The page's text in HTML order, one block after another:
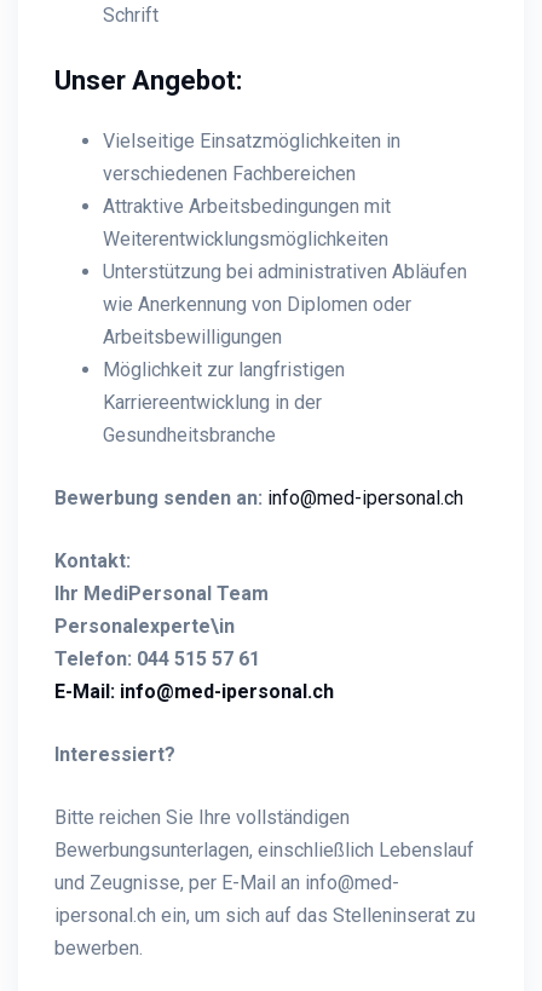
Schrift
Unser Angebot:
Vielseitige Einsatzmöglichkeiten in
verschiedenen Fachbereichen
Attraktive Arbeitsbedingungen mit
Weiterentwicklungsmöglichkeiten
Unterstützung bei administrativen Abläufen
wie Anerkennung von Diplomen oder
Arbeitsbewilligungen
Möglichkeit zur langfristigen
Karriereentwicklung in der
Gesundheitsbranche
Bewerbung senden an: info@med-ipersonal.ch
Kontakt:
Ihr MediPersonal Team
Personalexperte\in
Telefon: 044 515 57 61
E-Mail: info@med-ipersonal.ch
Interessiert?
Bitte reichen Sie Ihre vollständigen
Bewerbungsunterlagen, einschließlich Lebenslauf
und Zeugnisse, per E-Mail an info@med-
ipersonal.ch ein, um sich auf das Stelleninserat zu
bewerben.